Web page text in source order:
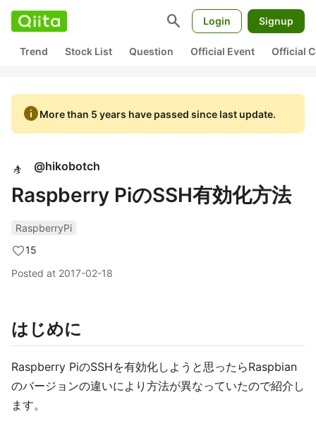
search Login Signup
Trend Stock List Question Official Event Official
infoMore than 5 years have passed since last update.
@hikobotch
Raspberry PiのSSH有効化方法
RaspberryPi
15
Posted at 2017-02-18
はじめに
Raspberry PiのSSHを有効化しようと思ったらRaspbian
のバージョンの違いにより方法が異なっていたので紹介し
ます。